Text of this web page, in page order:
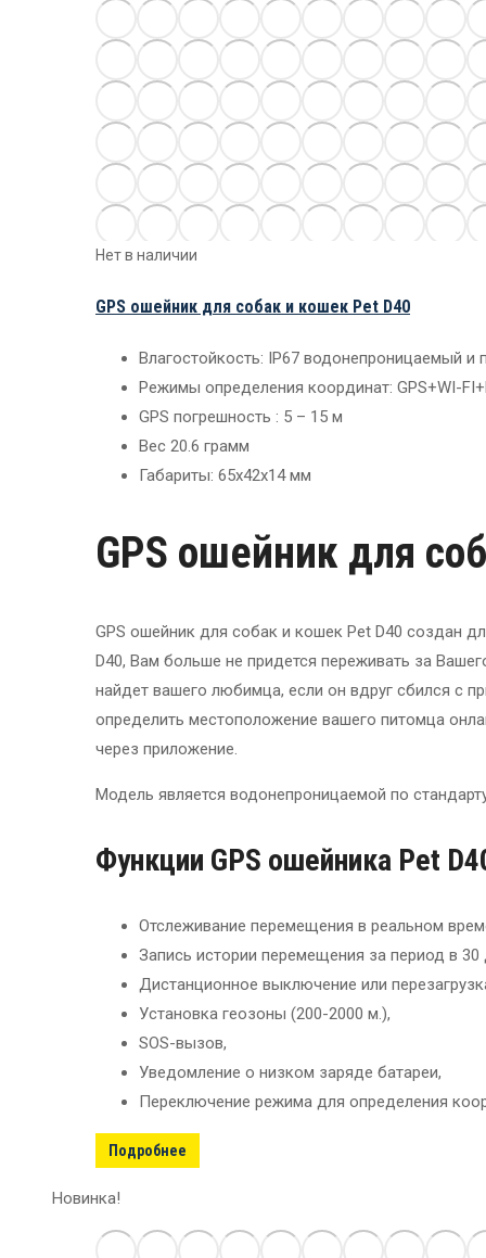
Нет в наличии
GPS ошейник для собак и кошек Pet D40
Влагостойкость: IP67 водонепроницаемый
Режимы определения координат: GPS+WI-
GPS погрешность : 5 – 15 м
Вес 20.6 грамм
Габариты: 65х42х14 мм
GPS ошейник для
GPS ошейник для собак и кошек Pet D40 создан
D40, Вам больше не придется переживать за
найдет вашего любимца, если он вдруг сбился с
определить местоположение вашего питомца
через приложение.
Модель является водонепроницаемой по
Функции GPS ошейника Pet
Отслеживание перемещения в реальном
Запись истории перемещения за период в 30
Дистанционное выключение или
Установка геозоны (200-2000 м.),
SOS-вызов,
Уведомление о низком заряде батареи,
Переключение режима для определения
Подробнее
Новинка!